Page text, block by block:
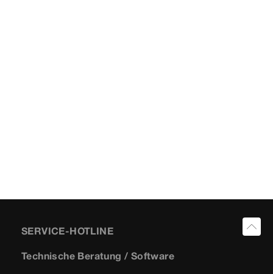
SERVICE-HOTLINE
Technische Beratung / Software